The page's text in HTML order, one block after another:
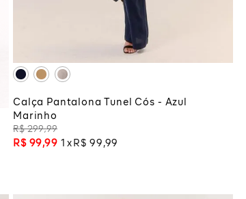
GG
ADICIONAR À SACOLA
Calça Pantalona Tunel Cós - Azul
Marinho
R$ 299,99
R$ 99,99 1 R$ 99 ,99